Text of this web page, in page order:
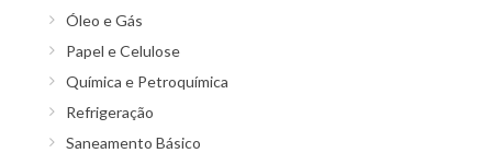
Óleo e Gás
Papel e Celulose
Química e Petroquímica
Refrigeração
Saneamento Básico